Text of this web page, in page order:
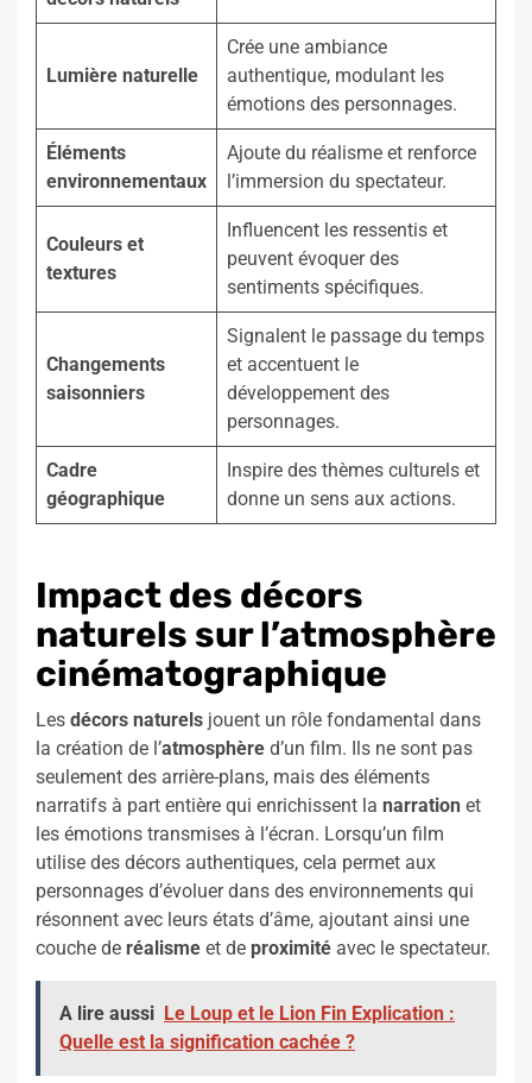
Lumière naturelle
Crée une ambiance
authentique, modulant les
émotions des personnages.
Éléments
environnementaux
Ajoute du réalisme et renforce
l’immersion du spectateur.
Couleurs et
textures
Influencent les ressentis et
peuvent évoquer des
sentiments spécifiques.
Changements
saisonniers
Signalent le passage du temps
et accentuent le
développement des
personnages.
Cadre
géographique
Inspire des thèmes culturels et
donne un sens aux actions.
Impact des décors
naturels sur l’atmosphère
cinématographique
Les décors naturels jouent un rôle fondamental dans
la création de l’atmosphère d’un film. Ils ne sont pas
seulement des arrière-plans, mais des éléments
narratifs à part entière qui enrichissent la narration et
les émotions transmises à l’écran. Lorsqu’un film
utilise des décors authentiques, cela permet aux
personnages d’évoluer dans des environnements qui
résonnent avec leurs états d’âme, ajoutant ainsi une
couche de réalisme et de proximité avec le spectateur.
A lire aussi Le Loup et le Lion Fin Explication :
Quelle est la signification cachée ?